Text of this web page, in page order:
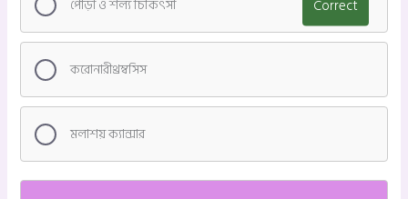
পোড়া ও শল্য চিকিৎসা Correct
করোনারীথ্রম্বসিস
মলাশয় ক্যান্সার